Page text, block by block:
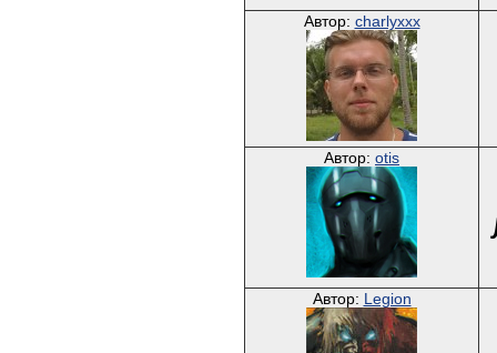
Автор: charlyxxx
Автор: otis
Автор: Legion